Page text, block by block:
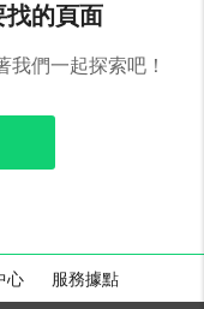
找的頁面
們一起探索吧！
心 服務據點